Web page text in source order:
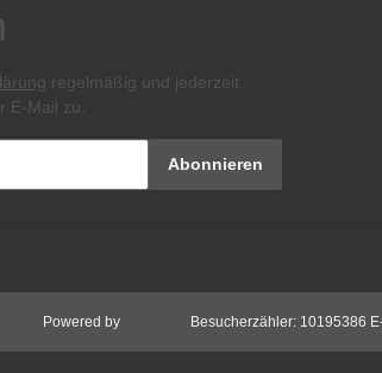
regelmäßig und jederzeit
E-Mail zu.
Abonnieren
Powered by Besucherzähler: 10195386